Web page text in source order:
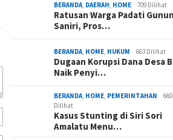
BERANDA, DAERAH, HOME 709 Dilihat
Ratusan Warga Padati
Saniri, Pros…
BERANDA, HOME, HUKUM 663 Dilihat
Dugaan Korupsi Dana Desa
Naik Penyi…
BERANDA, HOME, PEMERINTAHAN
660
Dilihat
Kasus Stunting di Siri Sori
Amalatu Menu…